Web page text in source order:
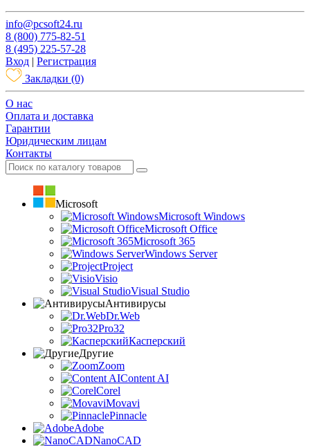
info@pcsoft24.ru
8 (800) 775-82-51
8 (495) 225-57-28
Вход | Регистрация
Закладки (0)
O нас
Оплата и доставка
Гарантии
Юридическим лицам
Контакты
Microsoft
Microsoft Windows
Microsoft Office
Microsoft 365
Windows Server
Project
Visio
Visual Studio
Антивирусы
Dr.Web
Pro32
Касперский
Другие
Zoom
Content AI
Corel
Movavi
Pinnacle
Adobe
NanoCAD